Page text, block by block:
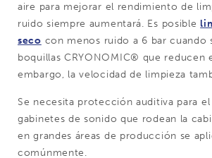
aire para mejorar el rendimiento de
ruido siempre aumentará. Es posible
seco con menos ruido a 6 bar cuando
boquillas CRYONOMIC® que reducen
embargo, la velocidad de limpieza
Se necesita protección auditiva para
gabinetes de sonido que rodean la
en grandes áreas de producción se
comúnmente.